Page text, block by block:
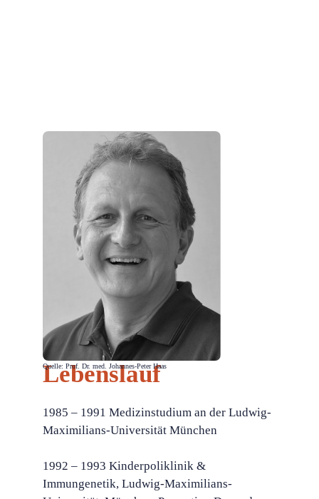
Quelle: Prof. Dr. med. Johannes-Peter Haas
Lebenslauf
1985 – 1991 Medizinstudium an der Ludwig-
Maximilians-Universität München
1992 – 1993 Kinderpoliklinik &
Immungenetik, Ludwig-Maximilians-